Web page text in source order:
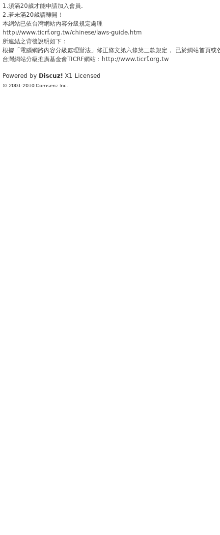
1.須滿20歲才能申請加入會員.
2.若未滿20歲請離開！
本網站已依台灣網站內容分級規定處理
http://www.ticrf.org.tw/chinese/laws-guide.htm
所連結之背後說明如下：
根據「電腦網路內容分級處理辦法」修正條文第六條第三款規定， 已於網站首頁
台灣網站分級推廣基金會TICRF網站：http://www.ticrf.org.tw
Powered by Discuz! X1 Licensed
© 2001-2010 Comsenz Inc.